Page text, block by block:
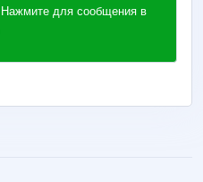
Нажмите для сообщения в